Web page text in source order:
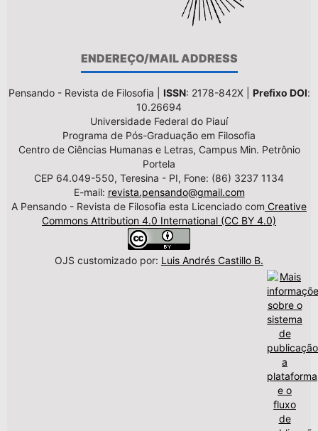
ENDEREÇO/MAIL ADDRESS
Pensando - Revista de Filosofia | ISSN: 2178-842X | Prefixo DOI:
10.26694
Universidade Federal do Piauí
Programa de Pós-Graduação em Filosofia
Centro de Ciências Humanas e Letras, Campus Min. Petrônio
Portela
CEP 64.049-550, Teresina - PI, Fone: (86) 3237 1134
E-mail: revista.pensando@gmail.com
A Pensando - Revista de Filosofia esta Licenciado com Creative
Commons Attribution 4.0 International (CC BY 4.0)
OJS customizado por: Luis Andrés Castillo B.